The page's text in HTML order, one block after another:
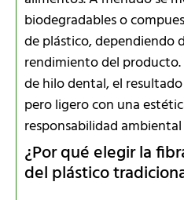
biodegradables o
de plástico, dependiendo
rendimiento del producto.
de hilo dental, el
pero ligero con una
responsabilidad
¿Por qué elegir la
del plástico